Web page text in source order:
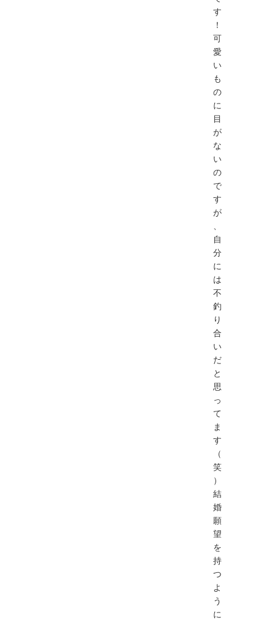
す
！
可
愛
い
も
の
に
目
が
な
い
の
で
す
が
、
自
分
に
は
不
釣
り
合
い
だ
と
思
っ
て
ま
す
（
笑
）
結
婚
願
望
を
持
つ
よ
う
に